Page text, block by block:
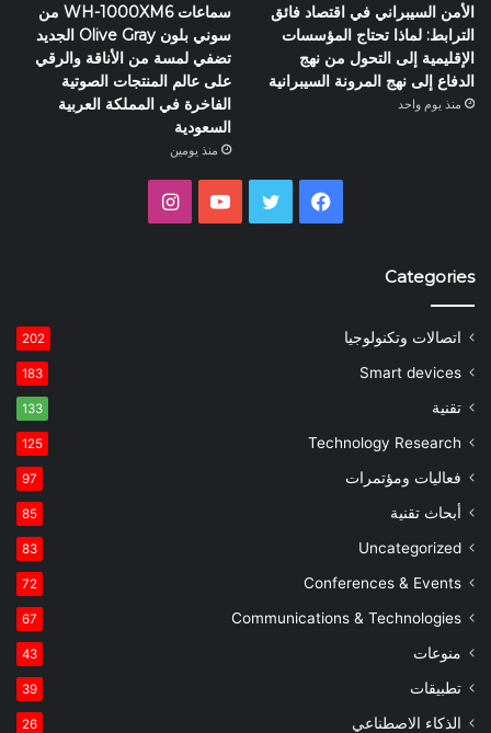
الأمن السيبراني في اقتصاد فائق
الترابط: لماذا تحتاج المؤسسات
الإقليمية إلى التحول من نهج
الدفاع إلى نهج المرونة السيبرانية
منذ يوم واحد
سماعات WH-1000XM6 من
سوني بلون Olive Gray الجديد
تضفي لمسة من الأناقة والرقي
على عالم المنتجات الصوتية
الفاخرة في المملكة العربية
السعودية
منذ يومين
فيسبوك تويتر يوتيوبانستقرام
Categories
اتصالات وتكنولوجيا 202
Smart devices
183
تقنية 133
Technology Research
125
فعاليات ومؤتمرات 97
أبحاث تقنية 85
Uncategorized
83
Conferences & Events
72
Communications & Technologies
67
منوعات 43
تطبيقات 39
الذكاء الاصطناعي 26